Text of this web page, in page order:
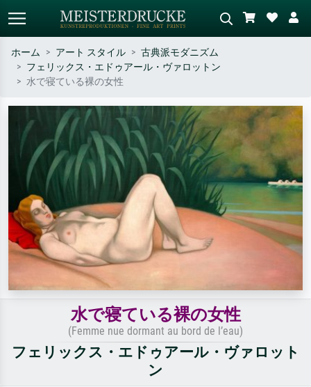
標準検索
– 例：モネ、星月夜、印象派、北
斎の波、ヌード。
緑の草原、赤の多い抽象画、暗い
油絵、木のそばの立ち姿のヌー
ド。
ホーム アート スタイル
古典派モダニズム
フェリックス・エドゥアール・ヴァロットン
水で寝ている裸の女性
水で寝ている裸の女性
(Femme nue dormant au bord de l’eau)
フェリックス・エドゥアール・ヴァロット
ン